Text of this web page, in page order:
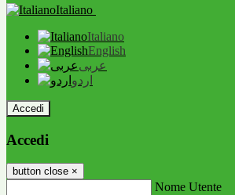
Italiano
Italiano
English
عربى
اردو
Accedi
Accedi
button close ×
Nome Utente